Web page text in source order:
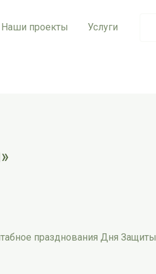
Наши проекты Услуги
празднования Дня Защиты